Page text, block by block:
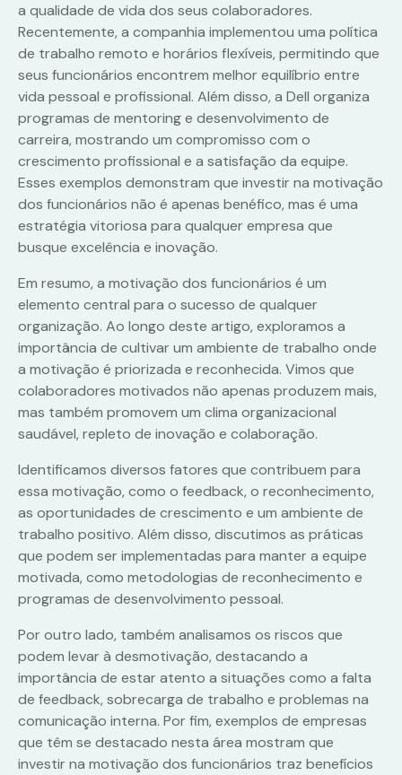
a qualidade de vida dos seus colaboradores.
Recentemente, a companhia implementou uma política
de trabalho remoto e horários flexíveis, permitindo que
seus funcionários encontrem melhor equilíbrio entre
vida pessoal e profissional. Além disso, a Dell organiza
programas de mentoring e desenvolvimento de
carreira, mostrando um compromisso com o
crescimento profissional e a satisfação da equipe.
Esses exemplos demonstram que investir na motivação
dos funcionários não é apenas benéfico, mas é uma
estratégia vitoriosa para qualquer empresa que
busque excelência e inovação.
Em resumo, a motivação dos funcionários é um
elemento central para o sucesso de qualquer
organização. Ao longo deste artigo, exploramos a
importância de cultivar um ambiente de trabalho onde
a motivação é priorizada e reconhecida. Vimos que
colaboradores motivados não apenas produzem mais,
mas também promovem um clima organizacional
saudável, repleto de inovação e colaboração.
Identificamos diversos fatores que contribuem para
essa motivação, como o feedback, o reconhecimento,
as oportunidades de crescimento e um ambiente de
trabalho positivo. Além disso, discutimos as práticas
que podem ser implementadas para manter a equipe
motivada, como metodologias de reconhecimento e
programas de desenvolvimento pessoal.
Por outro lado, também analisamos os riscos que
podem levar à desmotivação, destacando a
importância de estar atento a situações como a falta
de feedback, sobrecarga de trabalho e problemas na
comunicação interna. Por fim, exemplos de empresas
que têm se destacado nesta área mostram que
investir na motivação dos funcionários traz benefícios